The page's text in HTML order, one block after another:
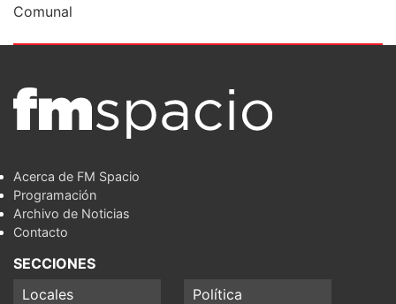
Comunal
Acerca de FM Spacio
Programación
Archivo de Noticias
Contacto
SECCIONES
Locales
Política